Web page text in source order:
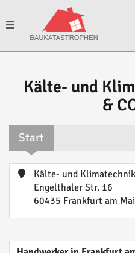
Toggle
Kälte- und
&
Start
Kälte- und Klimatechnik
Engelthaler Str. 16
60435 Frankfurt am